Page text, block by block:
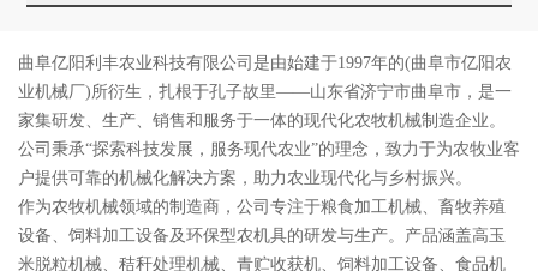
曲阜亿阳利丰农业科技有限公司是由始建于1997年的(曲阜市亿阳农
业机械厂)所衍生，扎根于孔子故里——山东省济宁市曲阜市，是一
家集研发、生产、销售和服务于一体的现代化农牧机械制造企业。
公司秉承“探索科技发展，服务现代农业”的理念，致力于为农牧业客
户提供可靠的机械化解决方案，助力农业现代化与乡村振兴。
作为农牧机械领域的制造商，公司专注于粮食加工机械、畜牧养殖
设备、饲料加工设备及环保型农机具的研发与生产。产品涵盖高玉
米脱粒机械、秸秆处理机械、青贮收获机、饲料加工设备、食品机